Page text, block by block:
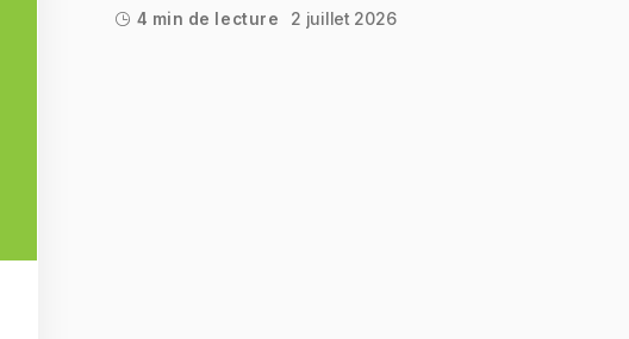
4 min de lecture 2 juillet 2026